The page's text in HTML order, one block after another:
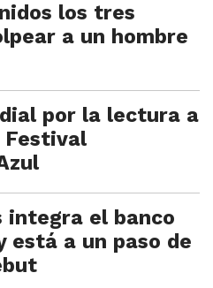
los tres
a un hombre
por la lectura a
Festival
integra el banco
está a un paso de